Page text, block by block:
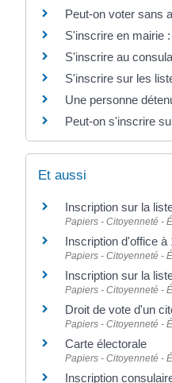
Peut-on voter sans
S'inscrire en mairie
S'inscrire au
S'inscrire sur les
Une personne
Peut-on s'inscrire
Et aussi
Inscription sur la
Papiers - Citoyenneté -
Inscription d'office à
Papiers - Citoyenneté -
Inscription sur la
Papiers - Citoyenneté -
Droit de vote d'un
Papiers - Citoyenneté -
Carte électorale
Papiers - Citoyenneté -
Inscription